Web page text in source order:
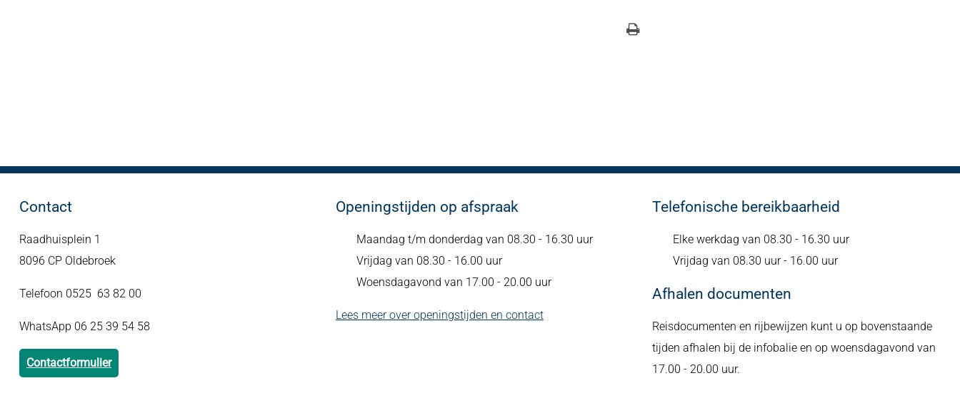
Contact
Raadhuisplein 1
8096 CP Oldebroek
Telefoon 0525 63 82 00
WhatsApp 06 25 39 54 58
Contactformulier
Openingstijden op afspraak
Maandag t/m donderdag van 08.30 - 16.30 uur
Vrijdag van 08.30 - 16.00 uur
Woensdagavond van 17.00 - 20.00 uur
Lees meer over openingstijden en contact
Telefonische bereikbaarheid
Elke werkdag van 08.30 - 16.30 uur
Vrijdag van 08.30 uur - 16.00 uur
Afhalen documenten
Reisdocumenten en rijbewijzen kunt u op bovenstaande
tijden afhalen bij de infobalie en op woensdagavond van
17.00 - 20.00 uur.